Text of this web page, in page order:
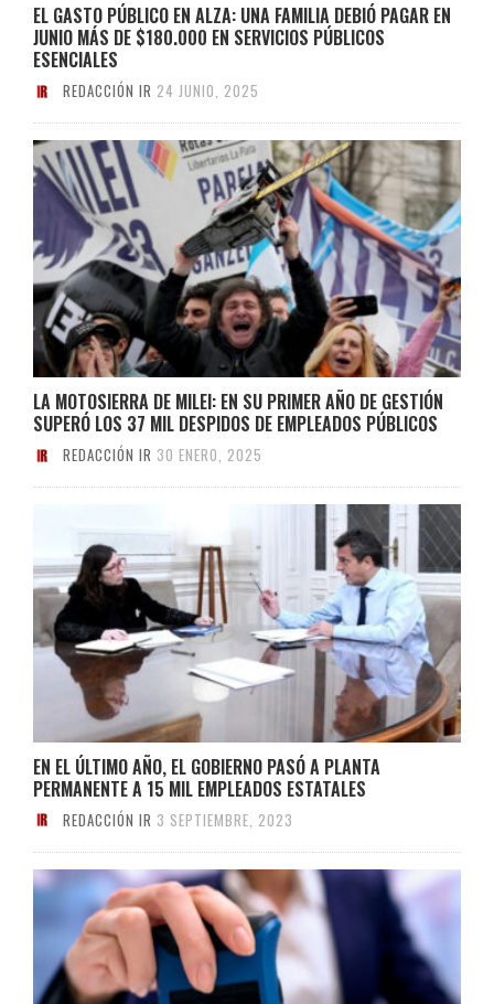
EL GASTO PÚBLICO EN ALZA: UNA FAMILIA DEBIÓ PAGAR EN
JUNIO MÁS DE $180.000 EN SERVICIOS PÚBLICOS
ESENCIALES
REDACCIÓN IR 24 JUNIO, 2025
LA MOTOSIERRA DE MILEI: EN SU PRIMER AÑO DE GESTIÓN
SUPERÓ LOS 37 MIL DESPIDOS DE EMPLEADOS PÚBLICOS
REDACCIÓN IR 30 ENERO, 2025
EN EL ÚLTIMO AÑO, EL GOBIERNO PASÓ A PLANTA
PERMANENTE A 15 MIL EMPLEADOS ESTATALES
REDACCIÓN IR 3 SEPTIEMBRE, 2023